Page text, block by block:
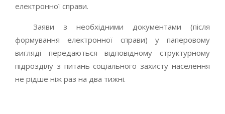
електронної справи.
Заяви з необхідними документами (після
формування електронної справи) у паперовому
вигляді передаються відповідному структурному
підрозділу з питань соціального захисту населення
не рідше ніж раз на два тижні.